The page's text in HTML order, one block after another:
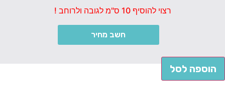
רצוי להוסיף 10 ס"מ לגובה ולרוחב !
חשב מחיר
הוספה לסל